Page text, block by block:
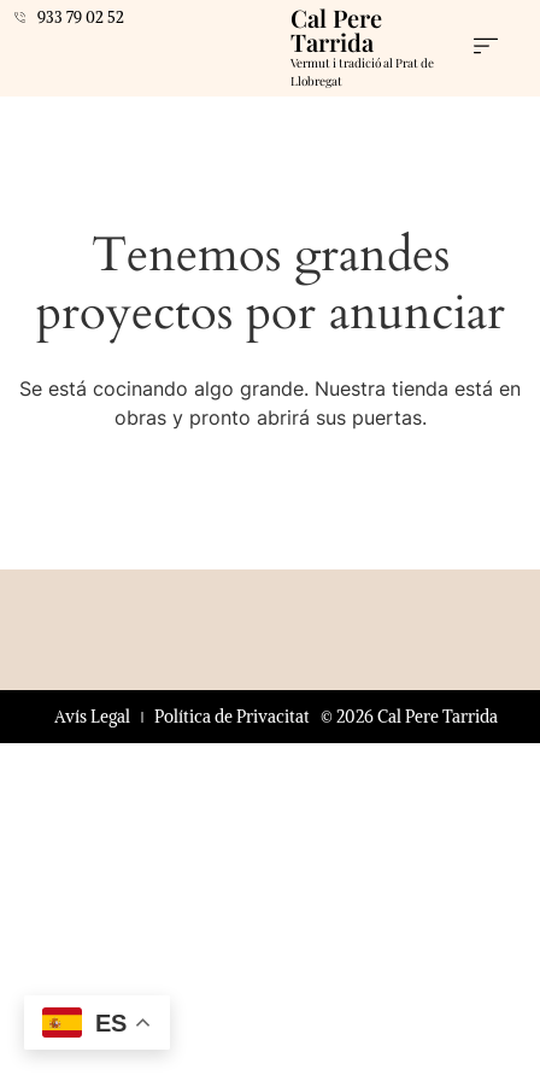
933 79 02 52 Cal Pere
Tarrida
Vermut i tradició al Prat de
Llobregat
Tenemos grandes
proyectos por anunciar
Se está cocinando algo grande. Nuestra tienda está en
obras y pronto abrirá sus puertas.
© 2026 Cal Pere Tarrida
Avís Legal Política de Privacitat
ES